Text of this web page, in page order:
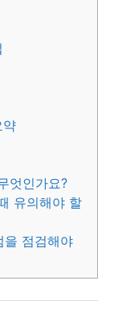
약
엇인가요?
유의해야 할
을 점검해야